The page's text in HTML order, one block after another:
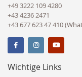
+49 3222 109 4280
+43 4236 2471
+43 677 623 47 410
Wichtige Links